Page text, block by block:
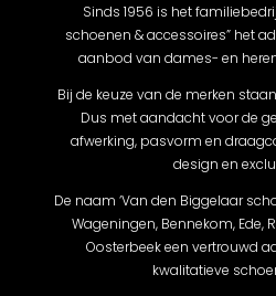
Sinds 1956 is het
schoenen & accessoires” het
aanbod van dames- en
Bij de keuze van de merken
Dus met aandacht voor de
afwerking, pasvorm en
design en
De naam ‘Van den Biggelaar
Wageningen, Bennekom, Ede,
Oosterbeek een vertrouwd
kwalitatieve